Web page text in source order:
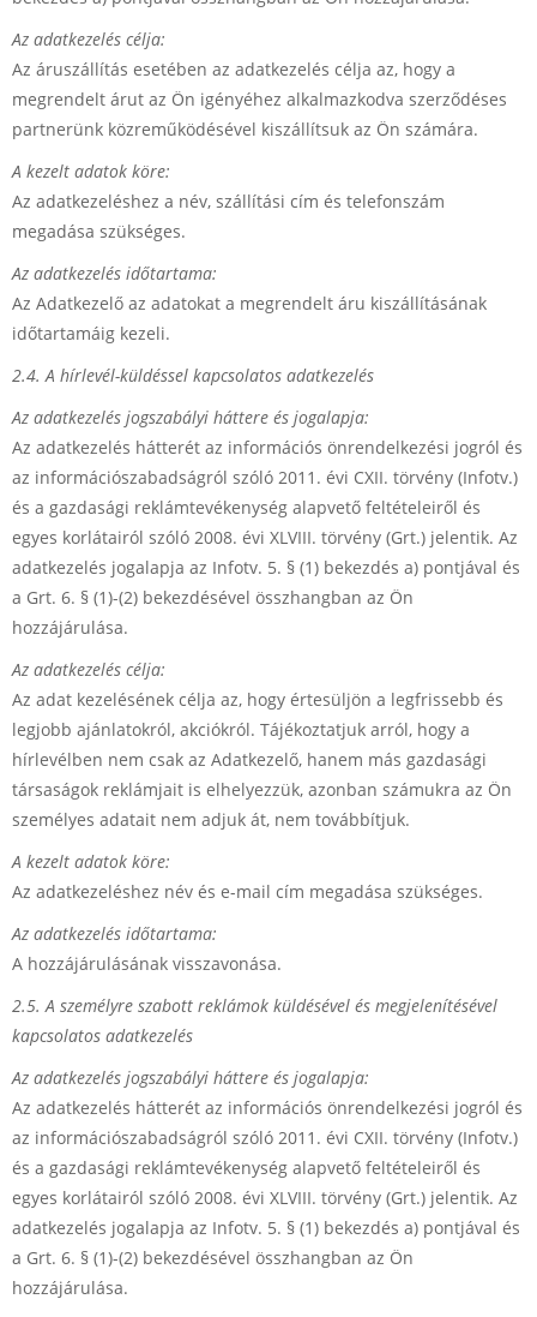
Az adatkezelés célja:
Az áruszállítás esetében az adatkezelés célja az, hogy a
megrendelt árut az Ön igényéhez alkalmazkodva szerződéses
partnerünk közreműködésével kiszállítsuk az Ön számára.
A kezelt adatok köre:
Az adatkezeléshez a név, szállítási cím és telefonszám
megadása szükséges.
Az adatkezelés időtartama:
Az Adatkezelő az adatokat a megrendelt áru kiszállításának
időtartamáig kezeli.
2.4. A hírlevél-küldéssel kapcsolatos adatkezelés
Az adatkezelés jogszabályi háttere és jogalapja:
Az adatkezelés hátterét az információs önrendelkezési jogról és
az információszabadságról szóló 2011. évi CXII. törvény (Infotv.)
és a gazdasági reklámtevékenység alapvető feltételeiről és
egyes korlátairól szóló 2008. évi XLVIII. törvény (Grt.) jelentik. Az
adatkezelés jogalapja az Infotv. 5. § (1) bekezdés a) pontjával és
a Grt. 6. § (1)-(2) bekezdésével összhangban az Ön
hozzájárulása.
Az adatkezelés célja:
Az adat kezelésének célja az, hogy értesüljön a legfrissebb és
legjobb ajánlatokról, akciókról. Tájékoztatjuk arról, hogy a
hírlevélben nem csak az Adatkezelő, hanem más gazdasági
társaságok reklámjait is elhelyezzük, azonban számukra az Ön
személyes adatait nem adjuk át, nem továbbítjuk.
A kezelt adatok köre:
Az adatkezeléshez név és e-mail cím megadása szükséges.
Az adatkezelés időtartama:
A hozzájárulásának visszavonása.
2.5. A személyre szabott reklámok küldésével és megjelenítésével
kapcsolatos adatkezelés
Az adatkezelés jogszabályi háttere és jogalapja:
Az adatkezelés hátterét az információs önrendelkezési jogról és
az információszabadságról szóló 2011. évi CXII. törvény (Infotv.)
és a gazdasági reklámtevékenység alapvető feltételeiről és
egyes korlátairól szóló 2008. évi XLVIII. törvény (Grt.) jelentik. Az
adatkezelés jogalapja az Infotv. 5. § (1) bekezdés a) pontjával és
a Grt. 6. § (1)-(2) bekezdésével összhangban az Ön
hozzájárulása.